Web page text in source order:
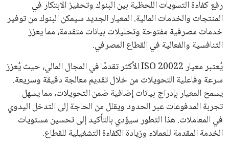
رفع كفاءة التسويات اللحظية بين البنوك وتحفيز الابتكار في
المنتجات والخدمات المالية. المعيار الجديد سيمكن البنوك من توفير
خدمات مصرفية مفتوحة وتحليلات بيانات متقدمة، مما يعزز
التنافسية والفعالية في القطاع المصرفي.
يُعتبر معيار ISO 20022 الأكثر تقدمًا في المجال المالي، حيث يُعزز
سرعة وفاعلية التحويلات من خلال تقديم معالجة دقيقة وسريعة.
يسمح المعيار بإدراج بيانات إضافية ضمن التحويلات، مما يسهل
تجربة المدفوعات عبر الحدود ويقلل من الحاجة إلى التدخل اليدوي
في المعاملات. هذا التطور سيؤدي بالتأكيد إلى تحسين مستويات
الخدمة المقدمة للعملاء وزيادة الكفاءة التشغيلية للقطاع.